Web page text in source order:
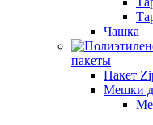
Чашка
пакеты
Пакет
Мешки